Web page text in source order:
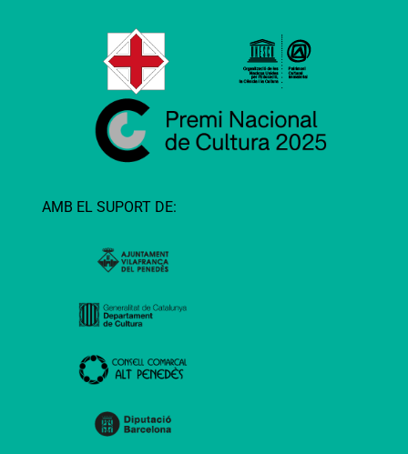
AMB EL SUPORT DE: